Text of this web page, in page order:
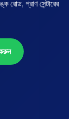
রোড, প্রাণ সেন্টারের